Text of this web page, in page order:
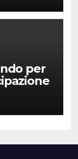
per